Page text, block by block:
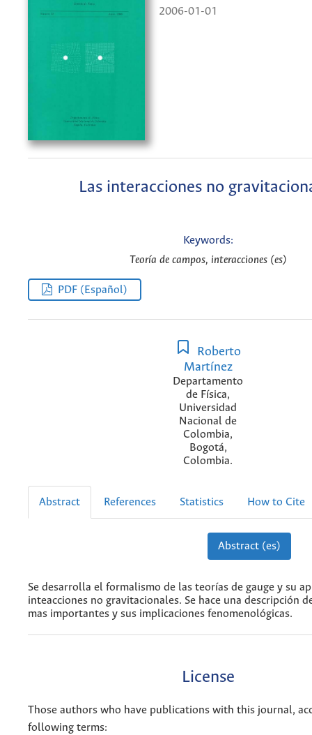
2006-01-01
Las interacciones no
Keywords:
Teoría de campos, interacciones (es)
PDF (Español)
Roberto
Martínez
Departamento
de Física,
Universidad
Nacional de
Colombia,
Bogotá,
Colombia.
Abstract References Statistics How to Cite
Abstract (es)
Se desarrolla el formalismo de las teorías de gauge y su
inteacciones no gravitacionales. Se hace una descripción
mas importantes y sus implicaciones fenomenológicas.
License
Those authors who have publications with this journal,
following terms: